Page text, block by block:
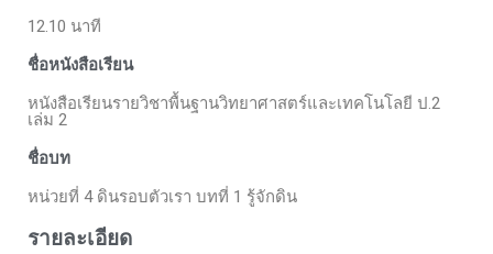
12.10 นาที
ชื่อหนังสือเรียน
หนังสือเรียนรายวิชาพื้นฐานวิทยาศาสตร์และเทคโนโลยี ป.2
เล่ม 2
ชื่อบท
หน่วยที่ 4 ดินรอบตัวเรา บทที่ 1 รู้จักดิน
รายละเอียด